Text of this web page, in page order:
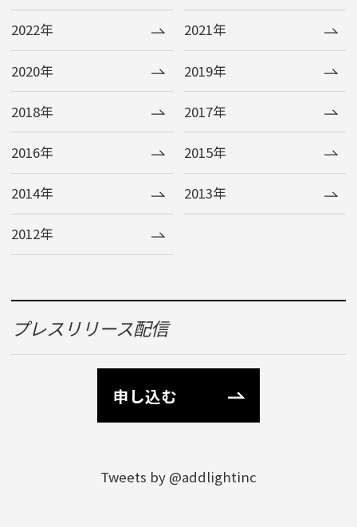
2022年 2021年
2020年 2019年
2018年 2017年
2016年 2015年
2014年 2013年
2012年
プレスリリース配信
申し込む
Tweets by @addlightinc